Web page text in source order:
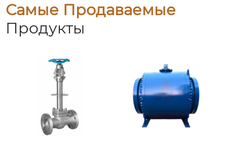
Самые Продаваемые
Продукты